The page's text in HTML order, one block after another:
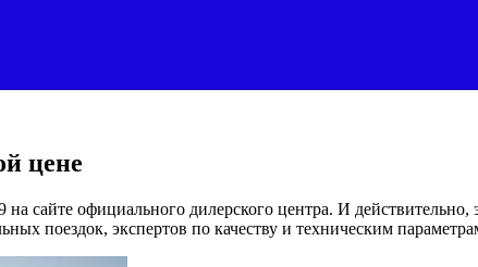
цене
сайте официального дилерского центра. И
поездок, экспертов по качеству и техническим